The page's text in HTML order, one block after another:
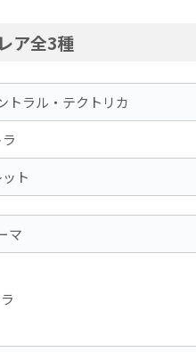
ア全3種
トラル・テクトリカ
ト
マ